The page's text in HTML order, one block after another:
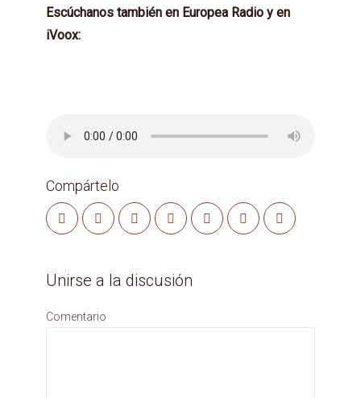
Escúchanos también en Europea Radio y en
iVoox:
Compártelo
Unirse a la discusión
Comentario